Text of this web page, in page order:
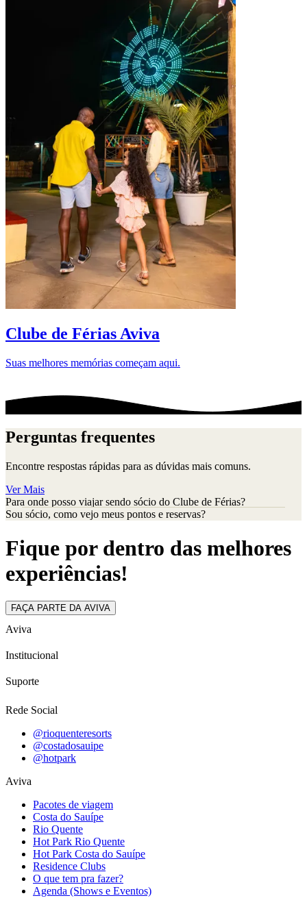
Clube de Férias Aviva
Suas melhores memórias começam aqui.
Perguntas frequentes
Encontre respostas rápidas para as dúvidas mais comuns.
Ver Mais
Para onde posso viajar sendo sócio do Clube de Férias?
Sou sócio, como vejo meus pontos e reservas?
Fique por dentro das melhores
experiências!
FAÇA PARTE DA AVIVA
Aviva
Institucional
Suporte
Rede Social
@rioquenteresorts
@costadosauipe
@hotpark
Aviva
Pacotes de viagem
Costa do Sauípe
Rio Quente
Hot Park Rio Quente
Hot Park Costa do Sauípe
Residence Clubs
O que tem pra fazer?
Agenda (Shows e Eventos)